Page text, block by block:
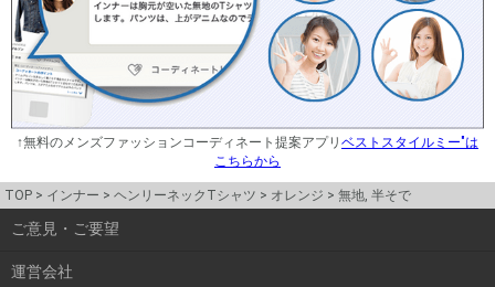
↑無料のメンズファッションコーディネート提案アプリ ベストスタイルミー"は
こちらから
TOP インナー ヘンリーネックTシャツ オレンジ 無地, 半そで
ご意見・ご要望
運営会社